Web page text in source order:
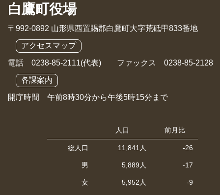
白鷹町役場
〒992-0892 山形県西置賜郡白鷹町大字荒砥甲833番地
アクセスマップ
電話 0238-85-2111(代表) ファックス 0238-85-2128
各課案内
開庁時間 午前8時30分から午後5時15分まで
人口 前月比
総人口 11,841人 -26
男 5,889人 -17
女 5,952人 -9